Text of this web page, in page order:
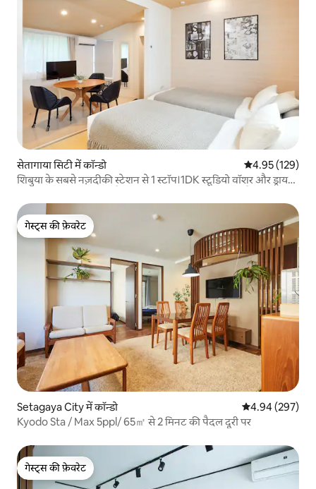
सेतागाया सिटी में कॉन्डो औसत रेटिंग 5 में से
4.95 (129)
शिबुया के सबसे नज़दीकी स्टेशन से 1 स्टॉप।1DK स्टूडियो वॉशर और ड्रायर
गेस्ट्स की फ़ेवरेट
गेस्ट्स की फ़ेवरेट
Setagaya City में कॉन्डो औसत रेटिंग 5 में से
4.94 (297)
Kyodo Sta / Max 5ppl/ 65㎡ से 2 मिनट की पैदल दूरी पर
गेस्ट्स की फ़ेवरेट
गेस्ट्स की फ़ेवरेट